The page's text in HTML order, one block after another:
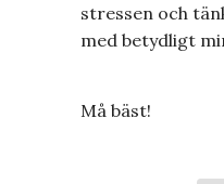
stressen och
med betydligt
Må bäst!